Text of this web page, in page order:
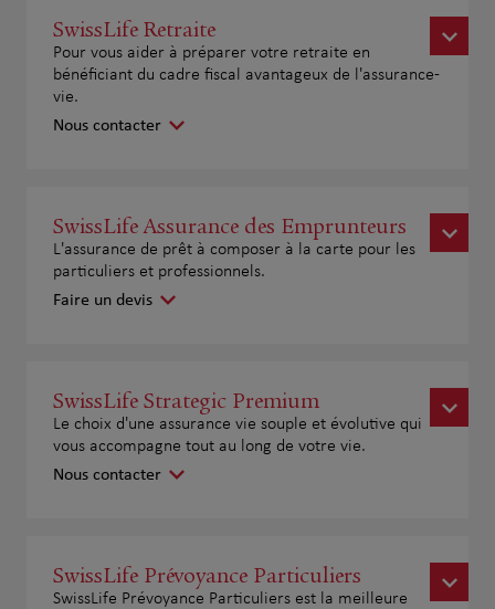
SwissLife Retraite
Pour vous aider à préparer votre retraite en
bénéficiant du cadre fiscal avantageux de l'assurance-
vie.
Nous contacter
SwissLife Assurance des Emprunteurs
L'assurance de prêt à composer à la carte pour les
particuliers et professionnels.
Faire un devis
SwissLife Strategic Premium
Le choix d'une assurance vie souple et évolutive qui
vous accompagne tout au long de votre vie.
Nous contacter
SwissLife Prévoyance Particuliers
SwissLife Prévoyance Particuliers est la meilleure